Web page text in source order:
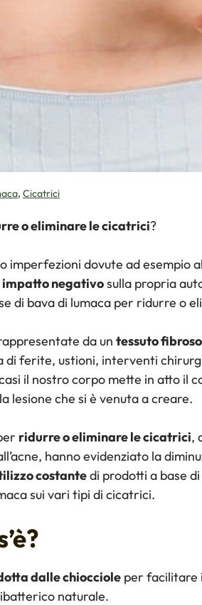
, Cicatrici
o eliminare le cicatrici?
dovute ad esempio
impatto negativosulla propria
di bava di lumaca per ridurre o
da un tessuto fibroso
di ferite, ustioni, interventi
il nostro corpo mette in atto il
lesione che si è venuta a creare.
ridurre o eliminare le cicatrici,
hanno evidenziato la
costantedi prodotti a base
sui vari tipi di cicatrici.
dalle chiocciole per facilitare
naturale.